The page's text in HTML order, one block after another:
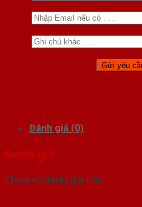
Đánh giá (0)
Đánh giá
Chưa có đánh giá nào.